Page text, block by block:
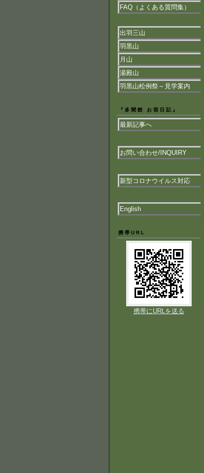
FAQ（よくある質問集）
出羽三山
羽黒山
月山
湯殿山
羽黒山松例祭～見学案内
『多聞館 お宿日記』
最新記事へ
お問い合わせ/INQUIRY
新型コロナウイルス対応
English
携帯URL
携帯にURLを送る